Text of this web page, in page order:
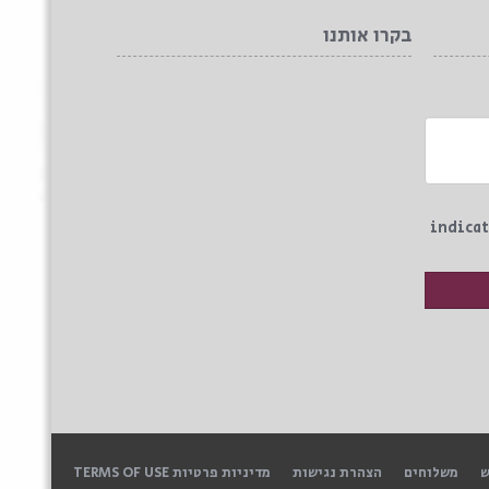
בקרו אותנו
משלוחים הצהרת נגישות מדיניות פרטיות TERMS OF USE